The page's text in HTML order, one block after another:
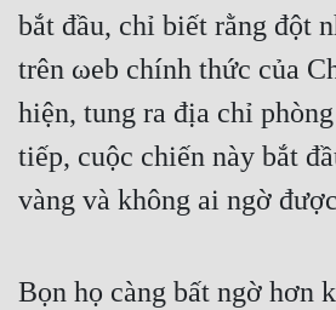
bắt đầu, chỉ biết rằng đột
trên ωeb chính thức của
hiện, tung ra địa chỉ
tiếp, cuộc chiến này bắt
vàng và không ai ngờ
Bọn họ càng bất ngờ hơn